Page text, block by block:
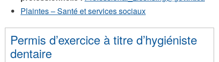
Plaintes – Santé et services sociaux
Permis d’exercice à titre d’hygiéniste
dentaire